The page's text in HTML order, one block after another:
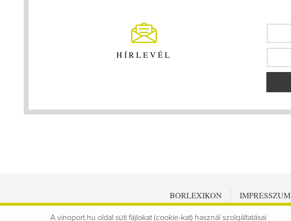
HÍRLEVÉL
BORLEXIKON IMPRESSZUM
A vinoport.hu oldal süti fájlokat (cookie-kat) használ szolgáltatásai